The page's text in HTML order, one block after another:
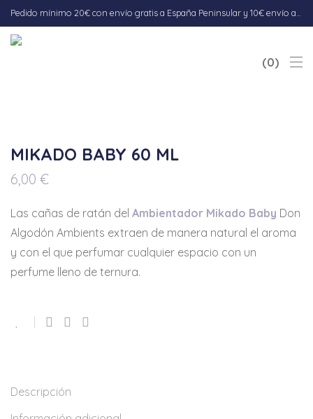
0
MIKADO BABY 60 ML
6,00 €
Las cañas de ratán del Ambientador Mikado Baby Don
Algodón Ambients extraen de manera natural el aroma
y con el que perfumar cualquier espacio con un
perfume lleno de ternura.
Descripción